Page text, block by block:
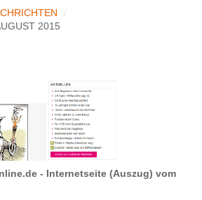
2015
- Internetseite (Auszug) vom